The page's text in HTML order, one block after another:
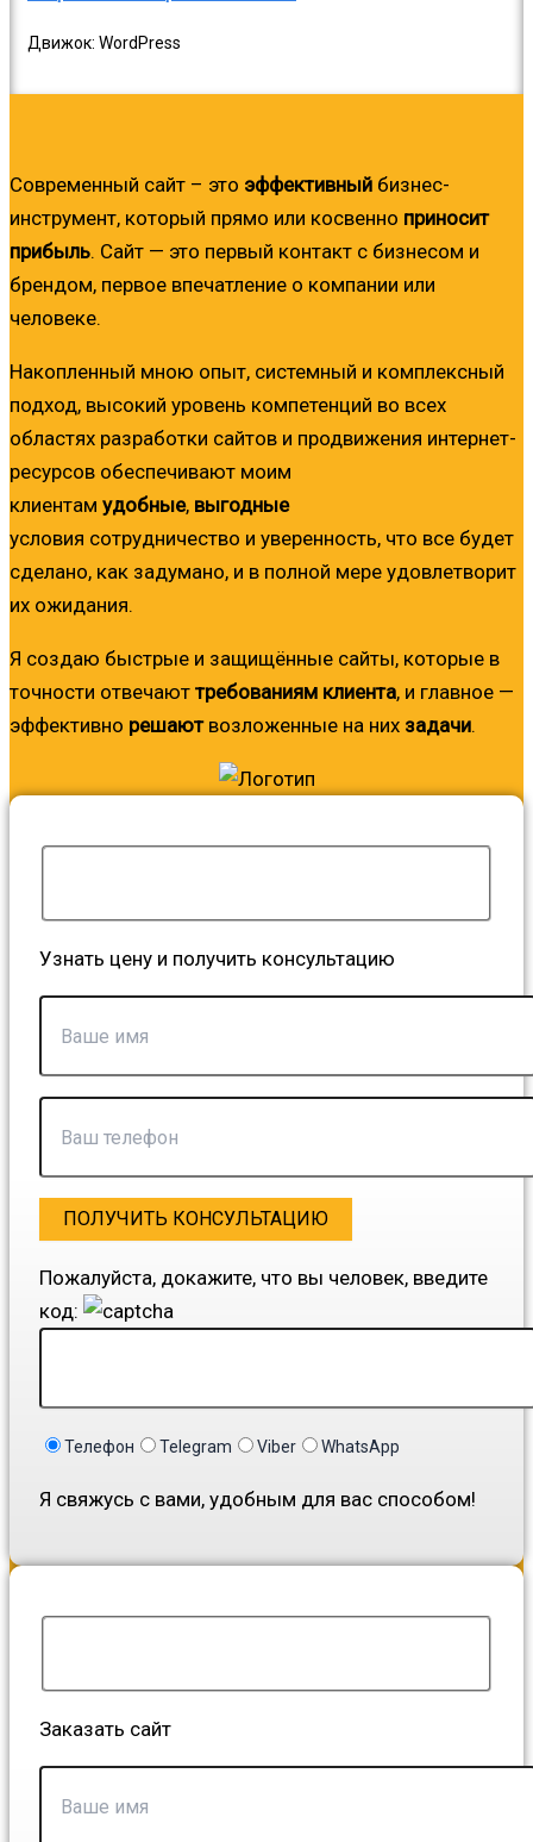
Движок: WordPress
Современный сайт – это эффективный бизнес-
инструмент, который прямо или косвенно приносит
прибыль. Сайт — это первый контакт с бизнесом и
брендом, первое впечатление о компании или
человеке.
Накопленный мною опыт, системный и комплексный
подход, высокий уровень компетенций во всех
областях разработки сайтов и продвижения интернет-
ресурсов обеспечивают моим
клиентам удобные, выгодные
условия сотрудничество и уверенность, что все будет
сделано, как задумано, и в полной мере удовлетворит
их ожидания.
Я создаю быстрые и защищённые сайты, которые в
точности отвечают требованиям клиента, и главное —
эффективно решаютвозложенные на них задачи.
Узнать цену и получить консультацию
Пожалуйста, докажите, что вы человек, введите
код:
Телефон Telegram Viber WhatsApp
Я свяжусь с вами, удобным для вас способом!
Заказать сайт